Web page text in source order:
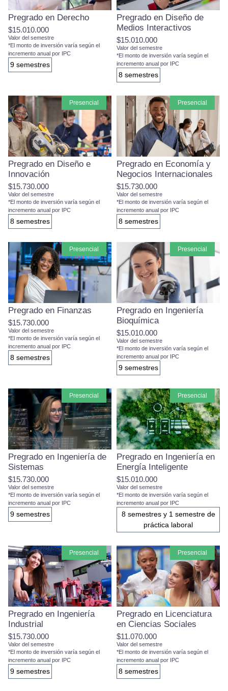
Pregrado en Derecho
$15.010.000
Valor del semestre
*El monto de inversión varía según el
incremento anual por IPC
9 semestres
Pregrado en Diseño de
Medios Interactivos
$15.010.000
Valor del semestre
*El monto de inversión varía según el
incremento anual por IPC
8 semestres
presencial
Pregrado en Diseño e
Innovación
$15.730.000
Valor del semestre
*El monto de inversión varía según el
incremento anual por IPC
8 semestres
presencial
Pregrado en Economía y
Negocios Internacionales
$15.730.000
Valor del semestre
*El monto de inversión varía según el
incremento anual por IPC
8 semestres
presencial
Pregrado en Finanzas
$15.730.000
Valor del semestre
*El monto de inversión varía según el
incremento anual por IPC
8 semestres
presencial
Pregrado en Ingeniería
Bioquímica
$15.010.000
Valor del semestre
*El monto de inversión varía según el
incremento anual por IPC
9 semestres
presencial
Pregrado en Ingeniería de
Sistemas
$15.730.000
Valor del semestre
*El monto de inversión varía según el
incremento anual por IPC
9 semestres
presencial
Pregrado en Ingeniería en
Energía Inteligente
$15.010.000
Valor del semestre
*El monto de inversión varía según el
incremento anual por IPC
8 semestres y 1 semestre de
práctica laboral
presencial
Pregrado en Ingeniería
Industrial
$15.730.000
Valor del semestre
*El monto de inversión varía según el
incremento anual por IPC
9 semestres
presencial
Pregrado en Licenciatura
en Ciencias Sociales
$11.070.000
Valor del semestre
*El monto de inversión varía según el
incremento anual por IPC
8 semestres